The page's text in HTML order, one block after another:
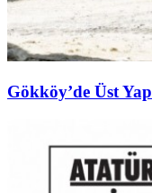
Gökköy’de Üst